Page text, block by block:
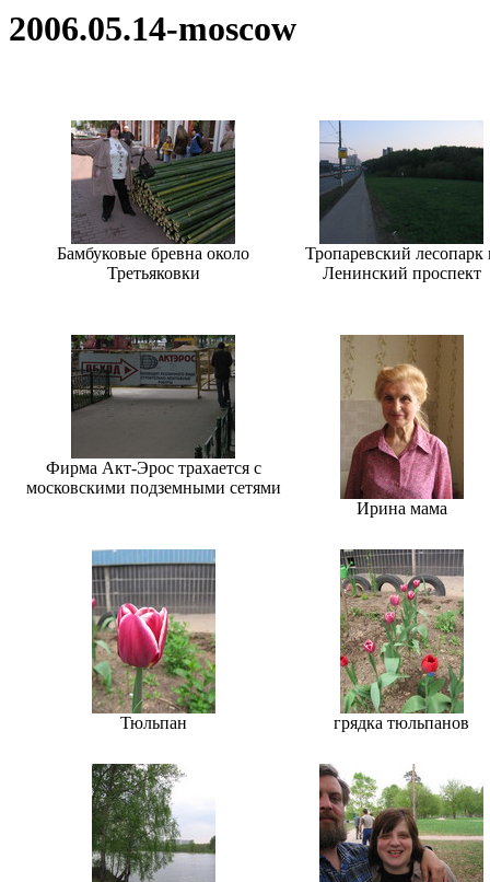
2006.05.14-moscow
Бамбуковые бревна около
Третьяковки
Тропаревский лесопарк
Ленинский проспект
Фирма Акт-Эрос трахается с
московскими подземными сетями
Ирина мама
Тюльпан грядка тюльпанов